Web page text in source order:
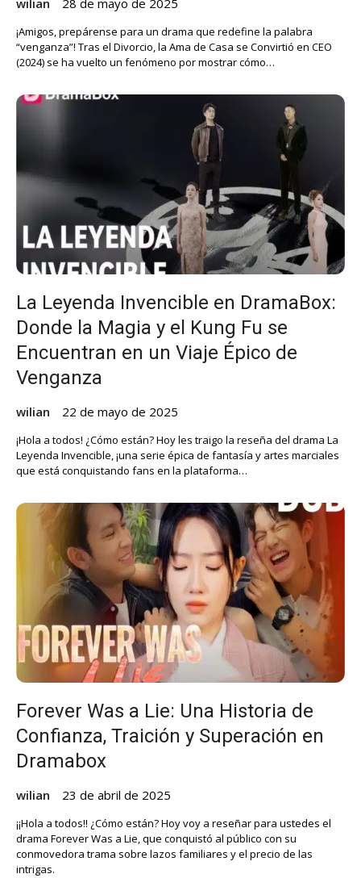
¡Amigos, prepárense para un drama que redefine la palabra
“venganza”! Tras el Divorcio, la Ama de Casa se Convirtió en CEO
(2024) se ha vuelto un fenómeno por mostrar cómo…
La Leyenda Invencible en DramaBox:
Donde la Magia y el Kung Fu se
Encuentran en un Viaje Épico de
Venganza
wilian 22 de mayo de 2025
¡Hola a todos! ¿Cómo están? Hoy les traigo la reseña del drama La
Leyenda Invencible, ¡una serie épica de fantasía y artes marciales
que está conquistando fans en la plataforma…
Forever Was a Lie: Una Historia de
Confianza, Traición y Superación en
Dramabox
wilian 23 de abril de 2025
¡¡Hola a todos!! ¿Cómo están? Hoy voy a reseñar para ustedes el
drama Forever Was a Lie, que conquistó al público con su
conmovedora trama sobre lazos familiares y el precio de las
intrigas.